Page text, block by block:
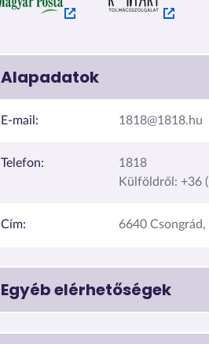
Alapadatok
E-mail: 1818@1818.hu
Telefon:
1818
Külföldről: +36
Cím: 6640
Egyéb elérhetőségek